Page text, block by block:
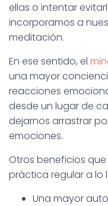
ellas o intentar
incorporamos a
meditación.
En ese sentido, el
una mayor
reacciones
desde un lugar de
dejarnos arrastrar
emociones.
Otros beneficios
práctica regular a lo
Una mayor